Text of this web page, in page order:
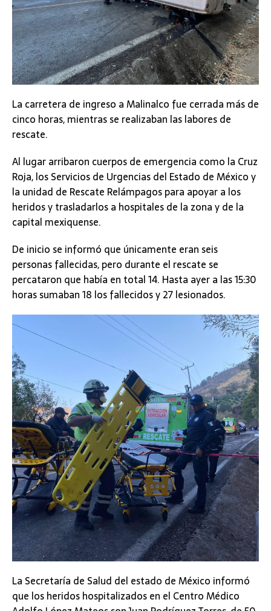
La carretera de ingreso a Malinalco fue cerrada más de
cinco horas, mientras se realizaban las labores de
rescate.
Al lugar arribaron cuerpos de emergencia como la Cruz
Roja, los Servicios de Urgencias del Estado de México y
la unidad de Rescate Relámpagos para apoyar a los
heridos y trasladarlos a hospitales de la zona y de la
capital mexiquense.
De inicio se informó que únicamente eran seis
personas fallecidas, pero durante el rescate se
percataron que había en total 14. Hasta ayer a las 15:30
horas sumaban 18 los fallecidos y 27 lesionados.
La Secretaría de Salud del estado de México informó
que los heridos hospitalizados en el Centro Médico